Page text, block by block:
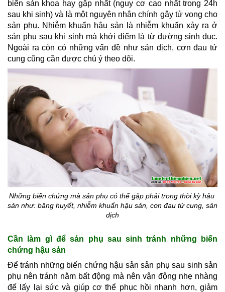
biến sản khoa hay gặp nhất (nguy cơ cao nhất trong 24h
sau khi sinh) và là một nguyên nhân chính gây tử vong cho
sản phụ. Nhiễm khuẩn hậu sản là nhiễm khuẩn xảy ra ở
sản phụ sau khi sinh mà khởi điểm là từ đường sinh dục.
Ngoài ra còn có những vấn đề như sản dịch, cơn đau tử
cung cũng cần được chú ý theo dõi.
Những biến chứng mà sản phụ có thể gặp phải trong thời kỳ hậu
sản như: băng huyết, nhiễm khuẩn hậu sản, cơn đau tử cung, sản
dịch
Cần làm gì để sản phụ sau sinh tránh những biến
chứng hậu sản
Để tránh những biến chứng hậu sản sản phụ sau sinh sản
phụ nên tránh nằm bất động mà nên vận động nhẹ nhàng
để lấy lại sức và giúp cơ thể phục hồi nhanh hơn, giảm